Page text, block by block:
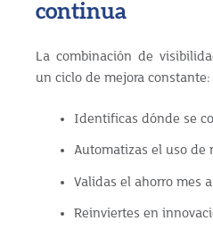
continua
La combinación de
un ciclo de mejora constante:
Identificas dónde se
Automatizas el uso de
Validas el ahorro mes
Reinviertes en